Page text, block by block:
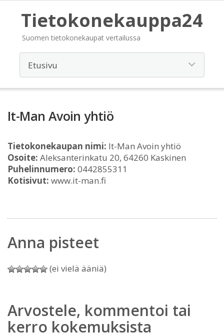
Tietokonekauppa24
Suomen tietokonekaupat vertailussa
It-Man Avoin yhtiö
Tietokonekaupan nimi: It-Man Avoin yhtiö
Osoite: Aleksanterinkatu 20, 64260 Kaskinen
Puhelinnumero: 0442855311
Kotisivut: www.it-man.fi
Anna pisteet
(ei vielä ääniä)
Arvostele, kommentoi tai
kerro kokemuksista